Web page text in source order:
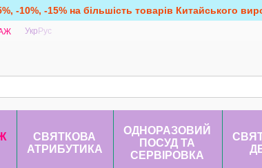
-10%, -15% на більшість товарів Китайського
Укр Рус
СВЯТКОВА
АТРИБУТИКА
ОДНОРАЗОВИЙ
ПОСУД ТА
СЕРВІРОВКА